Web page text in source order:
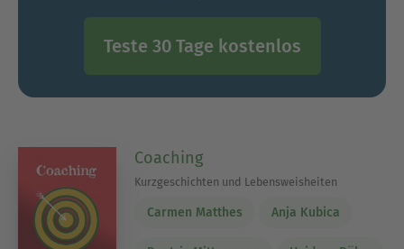
Teste 30 Tage kostenlos
Coaching
Kurzgeschichten und Lebensweisheiten
Carmen Matthes Anja Kubica